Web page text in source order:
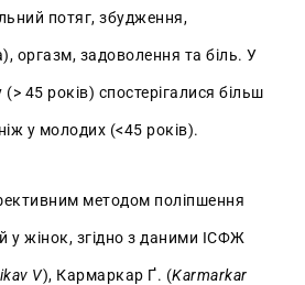
потяг, збудження,
оргазм, задоволення та біль. У
45 років) спостерігалися більш
у молодих (<45 років).
методом поліпшення
у жінок, згідно з даними ІСФЖ
V), Кармаркар Ґ. (Karmarkar